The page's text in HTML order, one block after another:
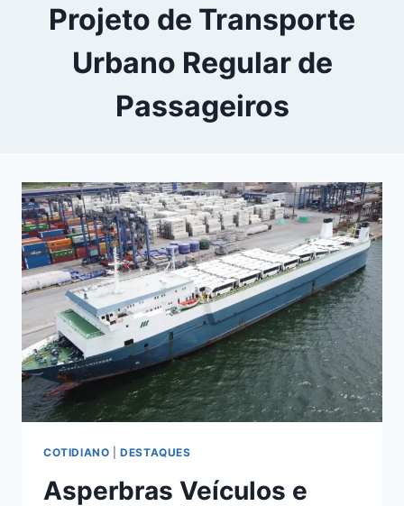
Projeto de Transporte
Urbano Regular de
Passageiros
COTIDIANO |DESTAQUES
Asperbras Veículos e